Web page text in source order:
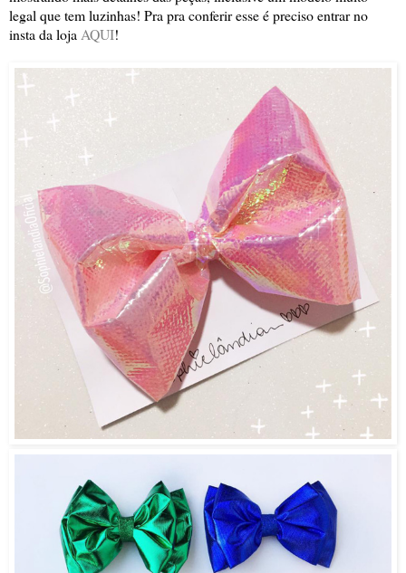
legal que tem luzinhas! Pra pra conferir esse é preciso entrar no
insta da loja AQUI!